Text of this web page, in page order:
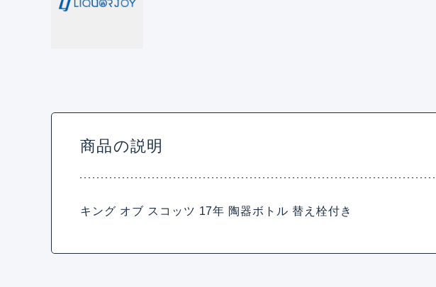
商品の説明
キング オブ スコッツ 17年 陶器ボトル 替え栓付き